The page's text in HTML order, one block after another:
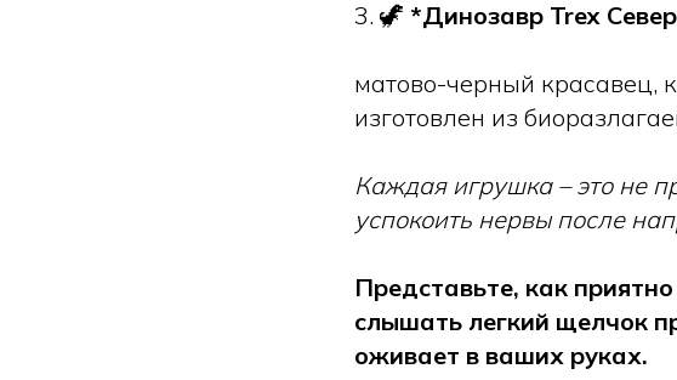
3. 🦖 *Динозавр Trex
матово-черный красавец,
изготовлен из
Каждая игрушка – это не
успокоить нервы после
Представьте, как
слышать легкий щелчок
оживает в ваших руках.